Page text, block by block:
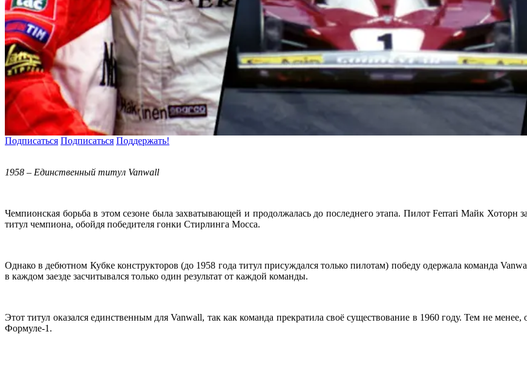
Подписаться Подписаться Поддержать!
1958 – Единственный титул Vanwall
Чемпионская борьба в этом сезоне была захватывающей и продолжалась до последнего этапа. Пилот Ferrari Майк Хоторн
титул чемпиона, обойдя победителя гонки Стирлинга Мосса.
Однако в дебютном Кубке конструкторов (до 1958 года титул присуждался только пилотам) победу одержала команда
в каждом заезде засчитывался только один результат от каждой команды.
Этот титул оказался единственным для Vanwall, так как команда прекратила своё существование в 1960 году. Тем не
Формуле-1.